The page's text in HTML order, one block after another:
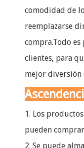
comodidad de
reemplazarse
compra.Todo
clientes, para
mejor diversión
1. Los
pueden
2. Se puede